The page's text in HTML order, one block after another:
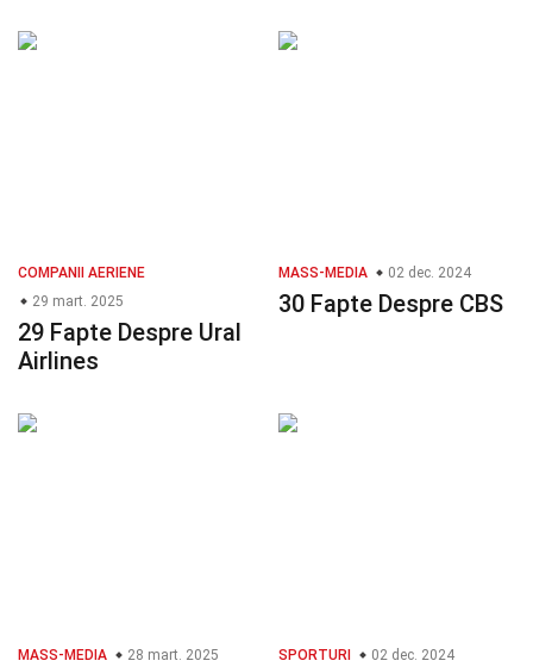
COMPANII AERIENE
29 mart. 2025
29 Fapte Despre Ural
Airlines
MASS-MEDIA 02 dec. 2024
30 Fapte Despre CBS
MASS-MEDIA 28 mart. 2025 SPORTURI 02 dec. 2024